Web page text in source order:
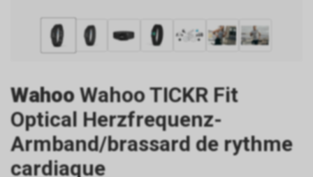
Wahoo Wahoo TICKR Fit
Optical Herzfrequenz-
Armband/brassard de rythme
cardiaque